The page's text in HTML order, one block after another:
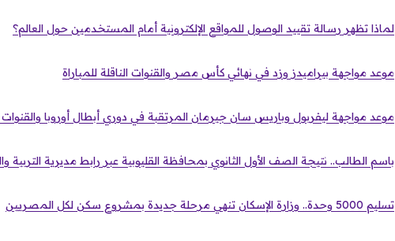
لماذا تظهر رسالة تقييد الوصول للمواقع الإلكترونية أمام المستخدمين حول العالم؟
موعد مواجهة بيراميدز وزد في نهائي كأس مصر والقنوات الناقلة للمباراة
موعد مواجهة ليفربول وباريس سان جيرمان المرتقبة في دوري أبطال أوروبا والقنوات
باسم الطالب.. نتيجة الصف الأول الثانوي بمحافظة القليوبية عبر رابط مديرية التربية
تسليم 5000 وحدة.. وزارة الإسكان تنهي مرحلة جديدة بمشروع سكن لكل المصريين